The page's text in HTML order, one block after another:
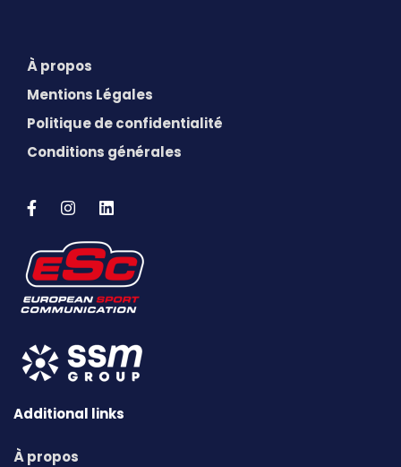
À propos
Mentions Légales
Politique de confidentialité
Conditions générales
Additional links
À propos